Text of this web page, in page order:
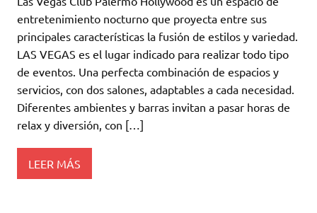
entretenimiento nocturno que proyecta entre sus
principales características la fusión de estilos y variedad.
LAS VEGAS es el lugar indicado para realizar todo tipo
de eventos. Una perfecta combinación de espacios y
servicios, con dos salones, adaptables a cada necesidad.
Diferentes ambientes y barras invitan a pasar horas de
relax y diversión, con […]
LEER MÁS